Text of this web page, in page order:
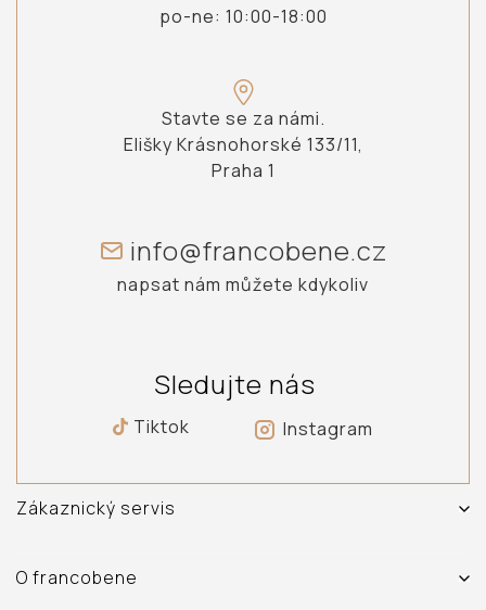
po-ne: 10:00-18:00
Stavte se za námi.
Elišky Krásnohorské 133/11,
Praha 1
info@francobene.cz
napsat nám můžete kdykoliv
Sledujte nás
Tiktok Instagram
Zákaznický servis
Doprava a platba
O francobene